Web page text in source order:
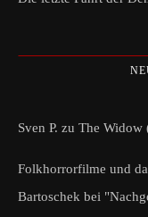
Sven P. zu The Widow
Folkhorrorfilme und
Bartoschek bei